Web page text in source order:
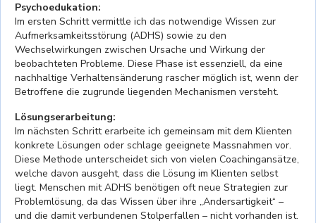
Psychoedukation:
Im ersten Schritt vermittle ich das notwendige Wissen zur
Aufmerksamkeitsstörung (ADHS) sowie zu den
Wechselwirkungen zwischen Ursache und Wirkung der
beobachteten Probleme. Diese Phase ist essenziell, da eine
nachhaltige Verhaltensänderung rascher möglich ist, wenn der
Betroffene die zugrunde liegenden Mechanismen versteht.
Lösungserarbeitung:
Im nächsten Schritt erarbeite ich gemeinsam mit dem Klienten
konkrete Lösungen oder schlage geeignete Massnahmen vor.
Diese Methode unterscheidet sich von vielen Coachingansätze,
welche davon ausgeht, dass die Lösung im Klienten selbst
liegt. Menschen mit ADHS benötigen oft neue Strategien zur
Problemlösung, da das Wissen über ihre „Andersartigkeit“ –
und die damit verbundenen Stolperfallen – nicht vorhanden ist.